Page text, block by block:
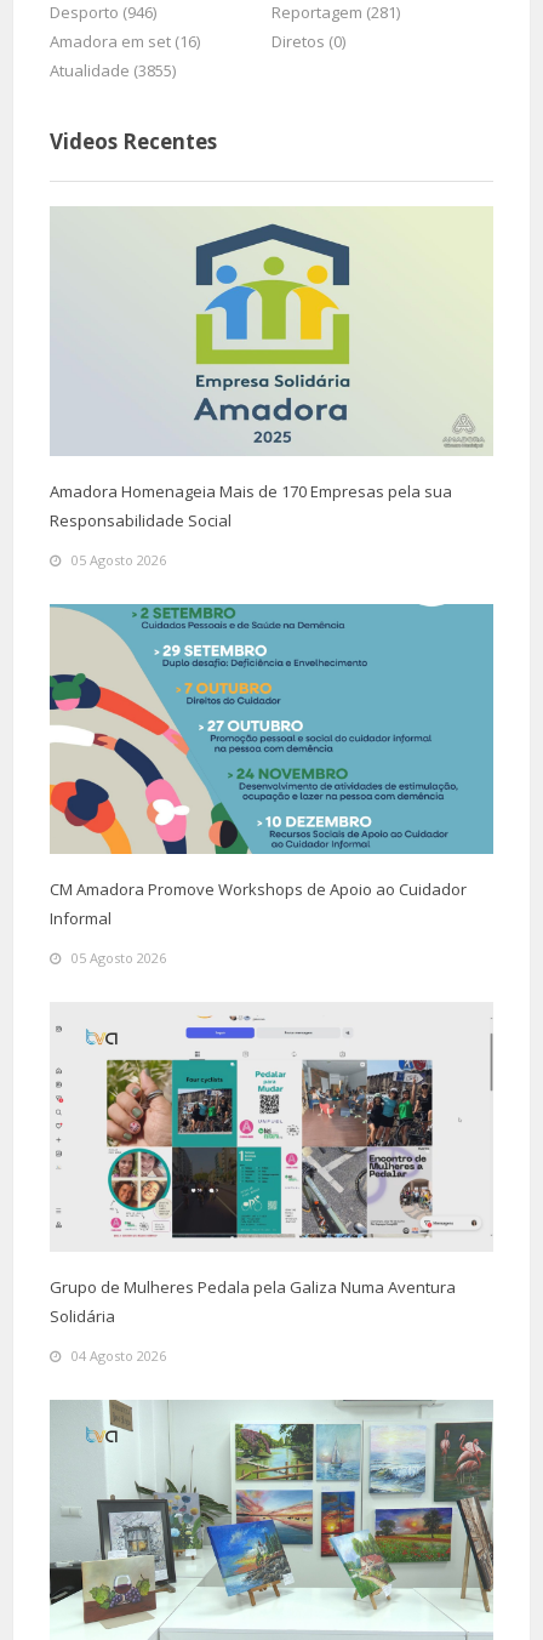
Desporto (946)
Reportagem (281)
Amadora em set (16)
Diretos (0)
Atualidade (3855)
Videos Recentes
Amadora Homenageia Mais de 170 Empresas pela sua
Responsabilidade Social
05 Agosto 2026
CM Amadora Promove Workshops de Apoio ao Cuidador
Informal
05 Agosto 2026
Grupo de Mulheres Pedala pela Galiza Numa Aventura
Solidária
04 Agosto 2026